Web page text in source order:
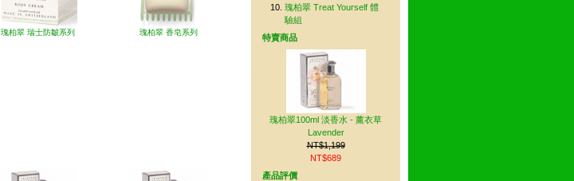
瑰柏翠 瑞士防皺系列 瑰柏翠 香皂系列
瑰柏翠 Treat Yourself 體
驗組
特賣商品
瑰柏翠100ml 淡香水 - 薰衣草
Lavender
NT$1,199
NT$689
產品評價